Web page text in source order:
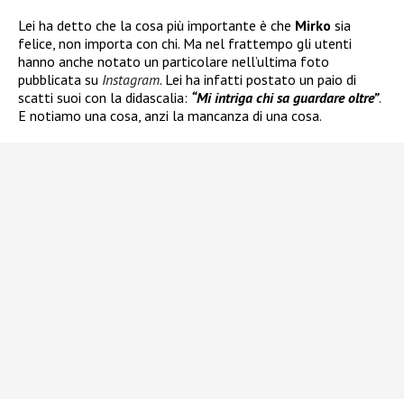
Lei ha detto che la cosa più importante è che Mirko sia
felice, non importa con chi. Ma nel frattempo gli utenti
hanno anche notato un particolare nell’ultima foto
pubblicata su Instagram. Lei ha infatti postato un paio di
scatti suoi con la didascalia: “Mi intriga chi sa guardare oltre”.
E notiamo una cosa, anzi la mancanza di una cosa.